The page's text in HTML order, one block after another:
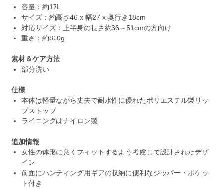
容量：約17L
サイズ：約高さ46 x 幅27 x 奥行き18cm
対応サイズ：上半身の長さ約36～51cmの方向け
重さ：約850g
素材＆ケア方法
部分洗い
仕様
本体は軽量ながら丈夫で耐水性に優れたポリエステル製リッ
プストップ
ライニングはナイロン製
追加情報
女性の体形に良くフィットするよう考慮して設計されたデザ
イン
前面にハンティング用ギアの収納に便利なジッパー・ポケッ
ト付き